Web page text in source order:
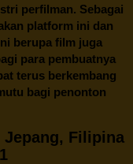
perfilman. Sebagai
platform ini dan
berupa film juga
para pembuatnya
terus berkembang
bagi penonton
Jepang, Filipina